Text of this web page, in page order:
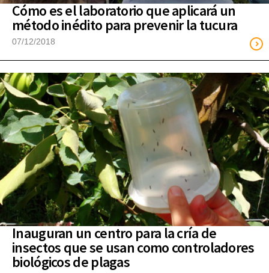
Cómo es el laboratorio que aplicará un
método inédito para prevenir la tucura
07/12/2018
Inauguran un centro para la cría de
insectos que se usan como controladores
biológicos de plagas